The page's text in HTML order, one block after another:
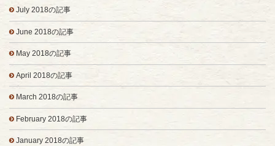
July 2018の記事
June 2018の記事
May 2018の記事
April 2018の記事
March 2018の記事
February 2018の記事
January 2018の記事